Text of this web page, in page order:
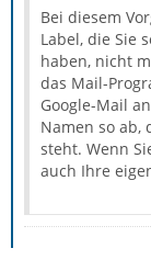
Bei diesem
Label, die Sie
haben, nicht
das Mail-
Google-Mail
Namen so ab,
steht. Wenn
auch Ihre